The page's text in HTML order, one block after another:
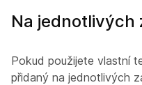
Na jednotlivých
Pokud použijete vlastní
přidaný na jednotlivých